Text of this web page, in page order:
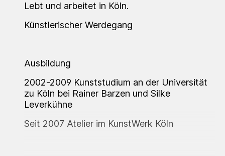
Lebt und arbeitet in Köln.
Künstlerischer Werdegang
Ausbildung
2002-2009 Kunststudium an der Universität
zu Köln bei Rainer Barzen und Silke
Leverkühne
Seit 2007 Atelier im KunstWerk Köln